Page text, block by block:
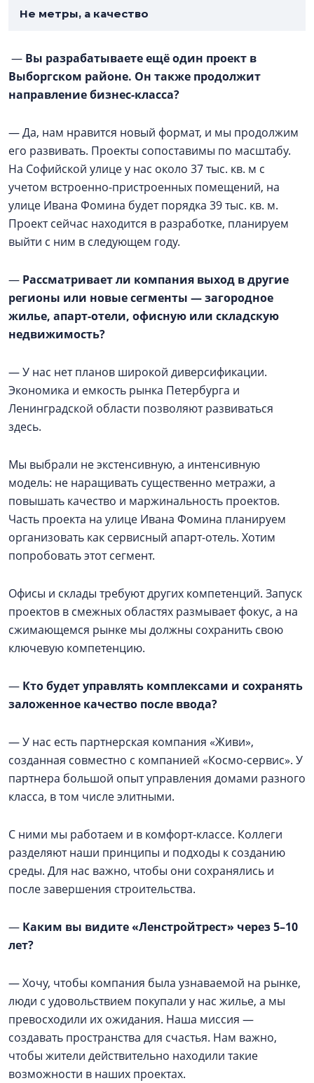
Не метры, а качество
— Вы разрабатываете ещё один проект в
Выборгском районе. Он также продолжит
направление бизнес-класса?
— Да, нам нравится новый формат, и мы продолжим
его развивать. Проекты сопоставимы по масштабу.
На Софийской улице у нас около 37 тыс. кв. м с
учетом встроенно-пристроенных помещений, на
улице Ивана Фомина будет порядка 39 тыс. кв. м.
Проект сейчас находится в разработке, планируем
выйти с ним в следующем году.
— Рассматривает ли компания выход в другие
регионы или новые сегменты — загородное
жилье, апарт-отели, офисную или складскую
недвижимость?
— У нас нет планов широкой диверсификации.
Экономика и емкость рынка Петербурга и
Ленинградской области позволяют развиваться
здесь.
Мы выбрали не экстенсивную, а интенсивную
модель: не наращивать существенно метражи, а
повышать качество и маржинальность проектов.
Часть проекта на улице Ивана Фомина планируем
организовать как сервисный апарт-отель. Хотим
попробовать этот сегмент.
Офисы и склады требуют других компетенций. Запуск
проектов в смежных областях размывает фокус, а на
сжимающемся рынке мы должны сохранить свою
ключевую компетенцию.
— Кто будет управлять комплексами и сохранять
заложенное качество после ввода?
— У нас есть партнерская компания «Живи»,
созданная совместно с компанией «Космо-сервис». У
партнера большой опыт управления домами разного
класса, в том числе элитными.
С ними мы работаем и в комфорт-классе. Коллеги
разделяют наши принципы и подходы к созданию
среды. Для нас важно, чтобы они сохранялись и
после завершения строительства.
— Каким вы видите «Ленстройтрест» через 5–10
лет?
— Хочу, чтобы компания была узнаваемой на рынке,
люди с удовольствием покупали у нас жилье, а мы
превосходили их ожидания. Наша миссия —
создавать пространства для счастья. Нам важно,
чтобы жители действительно находили такие
возможности в наших проектах.